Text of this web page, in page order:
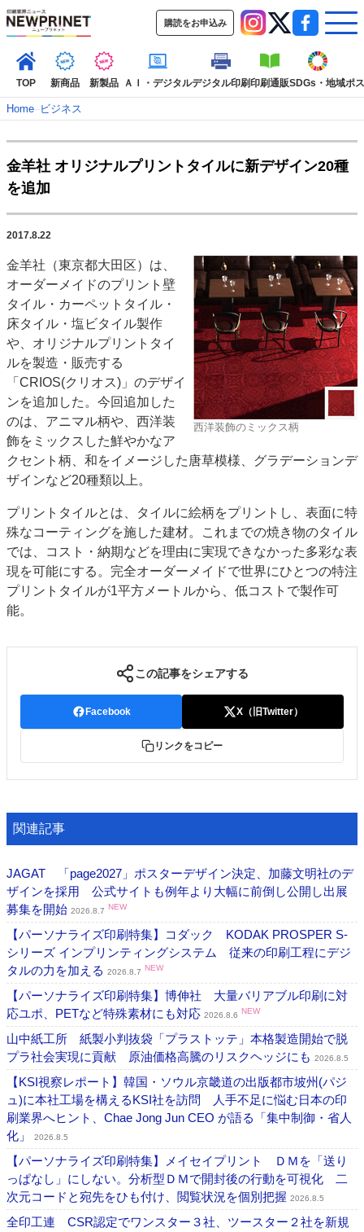
購読をお申込み
TOP 新商品 新製品 ＡＩ・デジタルデジタル印刷印刷通販SDGs・地域ポ
TOP
インタビュー
デジタル印刷
印刷通販
SDGs・地域
ポストプレス ビジネス イベント 信用情報
業界
市場・統計
人事・移転・異動・訃報
特集記事カテゴリー一覧
2022 見える化・MIS特集
特集・デジタル印刷 アイデアで勝負！ ～多様なビジネス・多彩な商材～
JAPAN PACK 2023 特集
中古印刷機・製本機特集
2022 検査・校正特集
特集・デジタル印刷 ～ 新成長軌道を描く
案内
発刊案内
JFPI印刷用語集
運営
会社案内
購読・購入申し込み
サイトポリシー
お問い合わせ
Home–ビジネス
金羊社 オリジナルプリントタイルに新デザイン20種
を追加
2017.8.22
西洋装飾のミックス柄
金羊社（東京都大田区）は、
オーダーメイドのプリント壁
タイル・カーペットタイル・
床タイル・塩ビタイル製作
や、オリジナルプリントタイ
ルを製造・販売する
「CRIOS(クリオス)」のデザイ
ンを追加した。今回追加した
のは、アニマル柄や、西洋装
飾をミックスした鮮やかなア
クセント柄、和をイメージした唐草模様、グラデーションデ
ザインなど20種類以上。
プリントタイルとは、タイルに絵柄をプリントし、表面に特
殊なコーティングを施した建材。これまでの焼き物のタイル
では、コスト・納期などを理由に実現できなかった多彩な表
現を可能にする。完全オーダーメイドで世界にひとつの特注
プリントタイルが1平方メートルから、低コストで製作可
能。
この記事をシェアする
Facebook X（旧Twitter）
リンクをコピー
関連記事
JAGAT 「page2027」ポスターデザイン決定、加藤文明社のデ
ザインを採用 公式サイトも例年より大幅に前倒し公開し出展
募集を開始 2026.8.7 NEW
【パーソナライズ印刷特集】コダック KODAK PROSPER S-
シリーズ インプリンティングシステム 従来の印刷工程にデジ
タルの力を加える 2026.8.7 NEW
【パーソナライズ印刷特集】博伸社 大量バリアブル印刷に対
応ユポ、PETなど特殊素材にも対応 2026.8.6 NEW
山中紙工所 紙製小判抜袋「プラストッテ」本格製造開始で脱
プラ社会実現に貢献 原油価格高騰のリスクヘッジにも 2026.8.5
【KSI視察レポート】韓国・ソウル京畿道の出版都市坡州(パジ
ュ)に本社工場を構えるKSI社を訪問 人手不足に悩む日本の印
刷業界へヒント、Chae Jong Jun CEO が語る「集中制御・省人
化」
2026.8.5
【パーソナライズ印刷特集】メイセイプリント ＤＭを「送り
っぱなし」にしない。分析型ＤＭで開封後の行動を可視化 二
次元コードと宛先をひも付け、閲覧状況を個別把握 2026.8.5
全印工連 CSR認定でワンスター３社、ツースター２社を新規